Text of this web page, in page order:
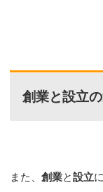
創業と設立
また、創業と設立